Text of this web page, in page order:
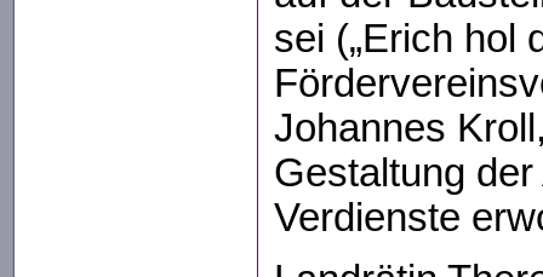
sei („Erich hol
Johannes
Gestaltung
Verdienste